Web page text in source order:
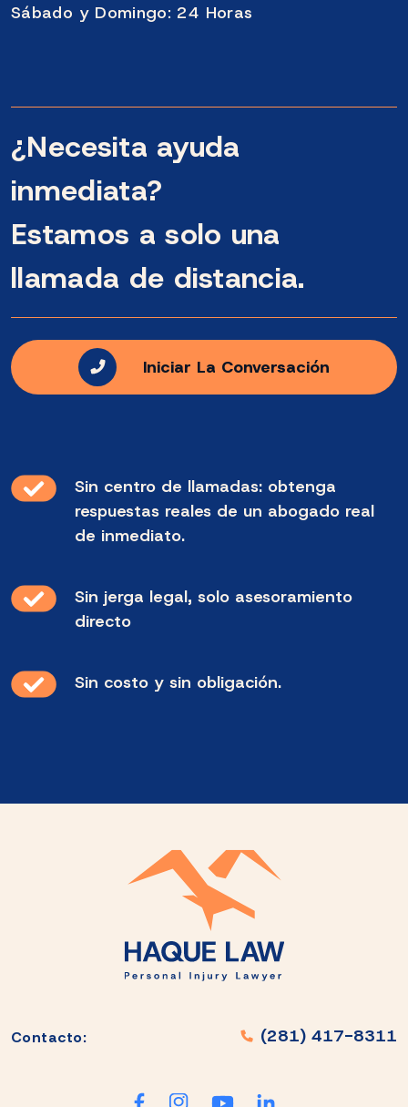
Sábado y Domingo: 24 Horas
¿Necesita ayuda
inmediata?
Estamos a solo una
llamada de distancia.
Iniciar La Conversación
Sin centro de llamadas: obtenga
respuestas reales de un abogado real
de inmediato.
Sin jerga legal, solo asesoramiento
directo
Sin costo y sin obligación.
Contacto: (281) 417-8311